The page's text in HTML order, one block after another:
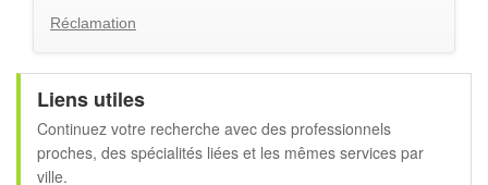
Réclamation
Liens utiles
Continuez votre recherche avec des professionnels
proches, des spécialités liées et les mêmes services par
ville.